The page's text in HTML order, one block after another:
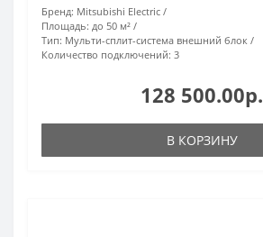
Бренд: Mitsubishi Electric
Площадь: до 50 м²
Тип: Мульти-сплит-система внешний блок
Количество подключений: 3
128 500.00р.
В КОРЗИНУ